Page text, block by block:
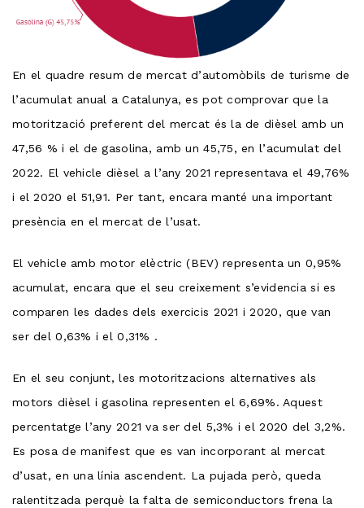
En el quadre resum de mercat d’automòbils de turisme de
l’acumulat anual a Catalunya, es pot comprovar que la
motorització preferent del mercat és la de dièsel amb un
47,56 % i el de gasolina, amb un 45,75, en l’acumulat del
2022. El vehicle dièsel a l’any 2021 representava el 49,76%
i el 2020 el 51,91. Per tant, encara manté una important
presència en el mercat de l’usat.
El vehicle amb motor elèctric (BEV) representa un 0,95%
acumulat, encara que el seu creixement s’evidencia si es
comparen les dades dels exercicis 2021 i 2020, que van
ser del 0,63% i el 0,31% .
En el seu conjunt, les motoritzacions alternatives als
motors dièsel i gasolina representen el 6,69%. Aquest
percentatge l’any 2021 va ser del 5,3% i el 2020 del 3,2%.
Es posa de manifest que es van incorporant al mercat
d’usat, en una línia ascendent. La pujada però, queda
ralentitzada perquè la falta de semiconductors frena la